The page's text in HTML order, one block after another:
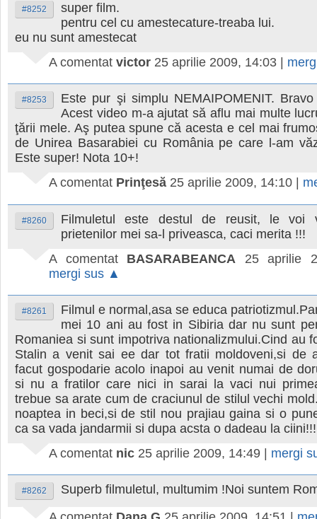
#8252
super film.
pentru cel cu amestecature-treaba lui.
eu nu sunt amestecat
A comentat victor 25 aprilie 2009, 14:03 |
#8253
Este pur şi simplu NEMAIPOMENIT.
Acest video m-a ajutat să aflu mai multe
ţării mele. Aş putea spune că acesta e cel mai
de Unirea Basarabiei cu România pe care l-am
Este super! Nota 10+!
A comentat Prinţesă 25 aprilie 2009, 14:10
#8260
Filmuletul este destul de reusit, le voi
prietenilor mei sa-l priveasca, caci merita !!!
A comentat BASARABEANCA
25 aprilie
mergi sus ▲
#8261
Filmul e normal,asa se educa
mei 10 ani au fost in Sibiria dar nu sunt
Romaniea si sunt impotriva nationalizmului.Cind au
Stalin a venit sai ee dar tot fratii moldoveni,si de
facut gospodarie acolo inapoi au venit numai de
si nu a fratilor care nici in sarai la vaci nui
trebue sa arate cum de craciunul de stilul vechi
noaptea in beci,si de stil nou prajiau gaina si o
ca sa vada jandarmii si dupa acsta o dadeau la ciini!!!
A comentat nic 25 aprilie 2009, 14:49 | mergi
#8262
Superb filmuletul, multumim !Noi suntem